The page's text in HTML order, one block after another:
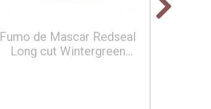
Fumo de Mascar Redseal
Long cut Wintergreen